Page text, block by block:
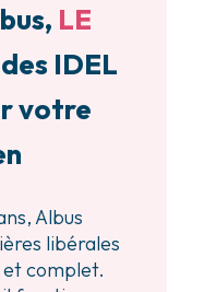
LE
IDEL
votre
Albus
libérales
et complet.